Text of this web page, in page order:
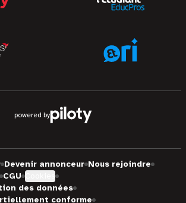
powered by
Devenir annonceur Nous rejoindre
CGU
des données
conforme